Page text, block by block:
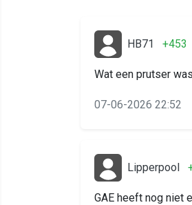
HB71 +453
Wat een prutser
07-06-2026 22:52
Lipperpool
GAE heeft nog niet